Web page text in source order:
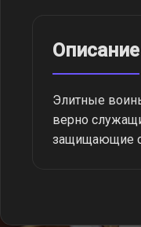
Описание
Элитные
верно
защищающие